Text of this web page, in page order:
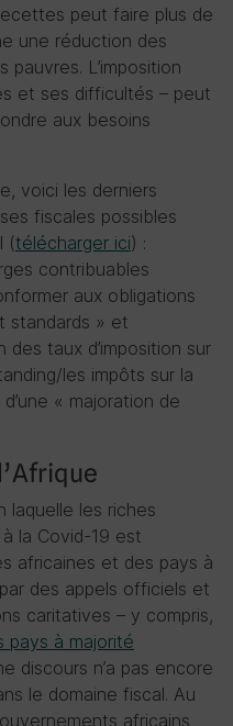
peut faire plus de
une réduction des
L’imposition
et ses difficultés – peut
aux besoins
voici les derniers
fiscales possibles
(télécharger ici) :
contribuables
aux obligations
standards » et
taux d’imposition sur
les impôts sur la
« majoration de
laquelle les riches
la Covid-19 est
africaines et des pays à
des appels officiels et
caritatives – y compris,
pays à majorité
discours n’a pas encore
le domaine fiscal. Au
africains